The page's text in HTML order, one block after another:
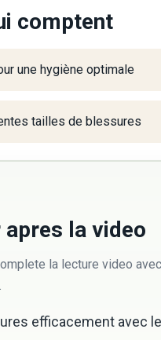
comptent
une hygiène optimale
tailles de blessures
la video
la lecture video
efficacement avec